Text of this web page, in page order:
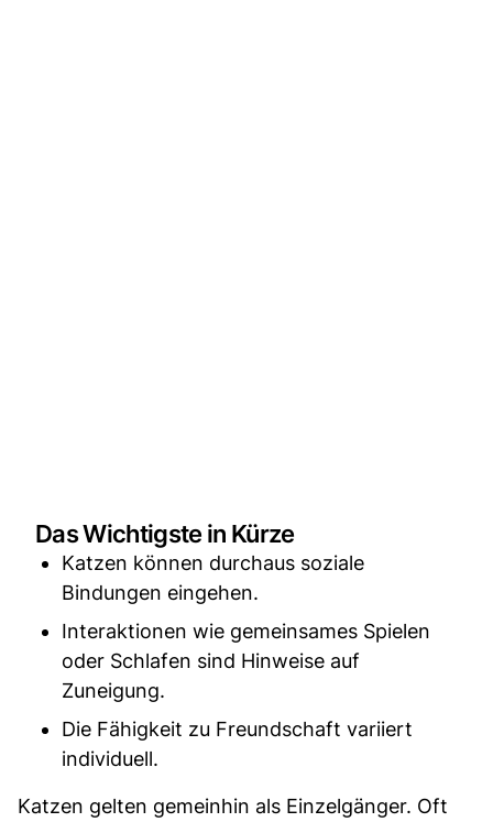
Das Wichtigste in Kürze
Katzen können durchaus soziale
Bindungen eingehen.
Interaktionen wie gemeinsames Spielen
oder Schlafen sind Hinweise auf
Zuneigung.
Die Fähigkeit zu Freundschaft variiert
individuell.
Katzen gelten gemeinhin als Einzelgänger. Oft